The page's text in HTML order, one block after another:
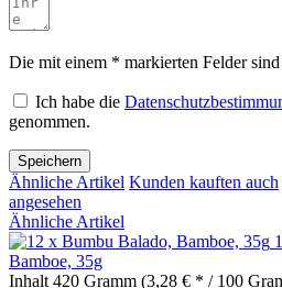
Die mit einem * markierten Felder
Ich habe die
genommen.
Speichern
Ähnliche Artikel Kunden kauften auch
angesehen
Ähnliche Artikel
Bamboe, 35g
Inhalt 420 Gramm (3,28 € * / 100